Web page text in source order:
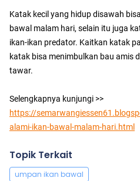
Katak kecil yang hidup disawah
bawal malam hari, selain itu juga
ikan-ikan predator. Kaitkan katak
katak bisa menimbulkan bau amis
tawar.
Selengkapnya kunjungi >>
https://
alami-ikan-bawal-malam-hari.html
Topik Terkait
umpan ikan bawal